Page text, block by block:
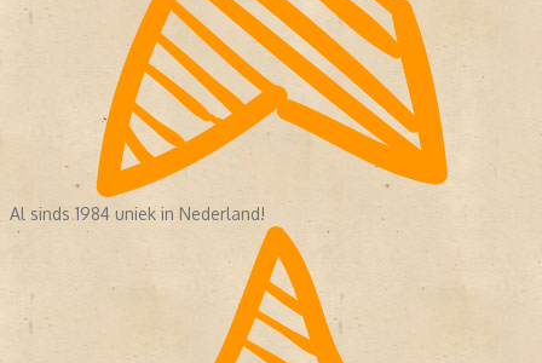
Al sinds 1984 uniek in Nederland!